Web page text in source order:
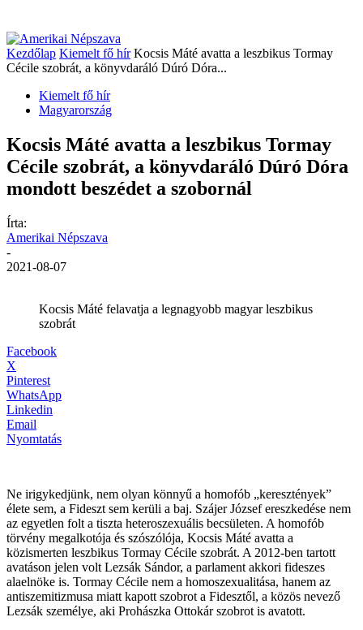
Kezdőlap Kiemelt fő hír Kocsis Máté avatta a leszbikus Tormay
Cécile szobrát, a könyvdaráló Dúró Dóra...
Kiemelt fő hír
Magyarország
Kocsis Máté avatta a leszbikus Tormay
Cécile szobrát, a könyvdaráló Dúró Dóra
mondott beszédet a szobornál
Írta:
Amerikai Népszava
-
2021-08-07
Kocsis Máté felavatja a legnagyobb magyar leszbikus
szobrát
Facebook
X
Pinterest
WhatsApp
Linkedin
Email
Nyomtatás
Ne irigykedjünk, nem olyan könnyű a homofób „keresztények”
élete sem, a Fideszt sem kerüli a baj. Szájer József ereszkedése nem
az egyetlen folt a tiszta heteroszexuális becsületen. A homofób
törvény megalkotója és szószólója, Kocsis Máté avatta a
közismerten leszbikus Tormay Cécile szobrát. A 2012-ben tartott
avatáson jelen volt Lezsák Sándor, a parlament akkori fideszes
alaelnöke is. Tormay Cécile nem a homoszexualitása, hanem az
antiszemitizmusa miatt kapott szobrot a Fidesztől, a közös nevező
Lezsák személye, aki Prohászka Ottokár szobrot is avatott.